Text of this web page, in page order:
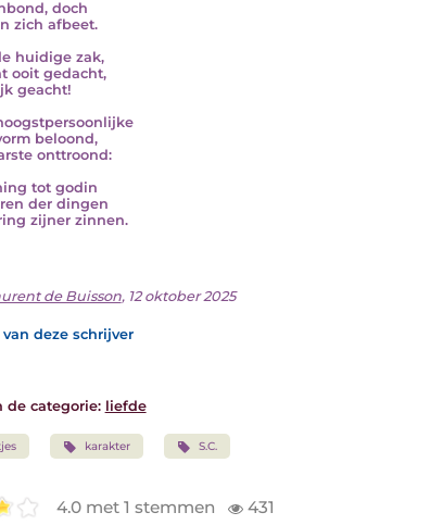
doch
zich afbeet.
huidige zak,
ooit gedacht,
geacht!
beloond,
onttroond:
tot godin
der dingen
zijner zinnen.
de Buisson, 12 oktober 2025
deze schrijver
de categorie: liefde
karakter S.C.
4.0 met 1 stemmen 431